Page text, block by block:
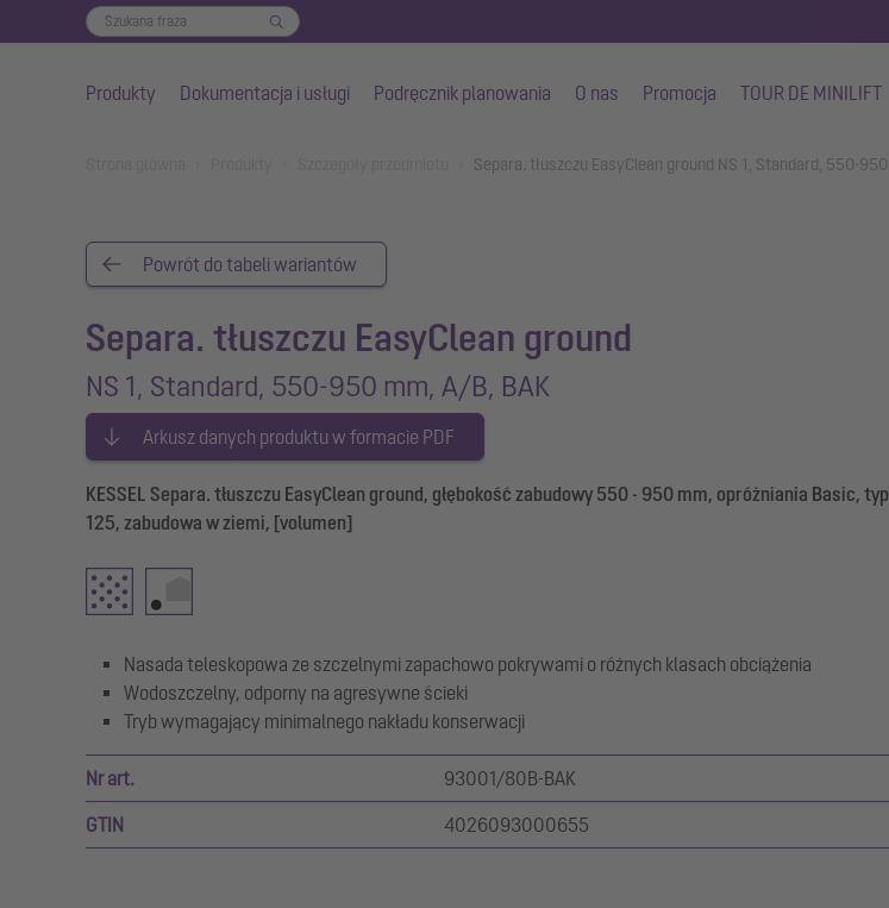
Produkty Dokumentacja i usługi Podręcznik planowania O nas Promocja TOUR DE MINILIFT
Separa. tłuszczu EasyClean ground NS 1, Standard, 550-
Powrót do tabeli wariantów
Separa. tłuszczu EasyClean ground
NS 1, Standard, 550-950 mm, A/B, BAK
Arkusz danych produktu w formacie PDF
KESSEL Separa. tłuszczu EasyClean ground, głębokość zabudowy 550 - 950 mm, opróżniania
125, zabudowa w ziemi, [volumen]
Nasada teleskopowa ze szczelnymi zapachowo pokrywami o różnych klasach obciążenia
Wodoszczelny, odporny na agresywne ścieki
Tryb wymagający minimalnego nakładu konserwacji
Nr art. 93001/80B-BAK
GTIN 4026093000655